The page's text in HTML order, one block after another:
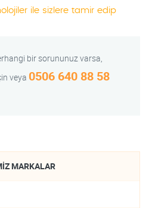
ile sizlere tamir edip
bir sorununuz varsa,
veya 0506 640 88 58
MARKALAR